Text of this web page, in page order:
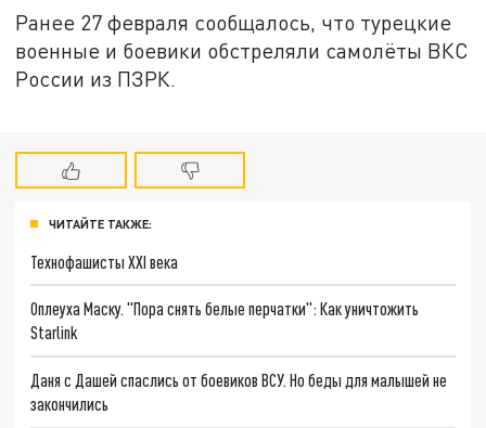
Ранее 27 февраля сообщалось, что турецкие
военные и боевики обстреляли самолёты ВКС
России из ПЗРК.
ЧИТАЙТЕ ТАКЖЕ:
Технофашисты XXI века
Оплеуха Маску. "Пора снять белые перчатки": Как уничтожить
Starlink
Даня с Дашей спаслись от боевиков ВСУ. Но беды для малышей не
закончились